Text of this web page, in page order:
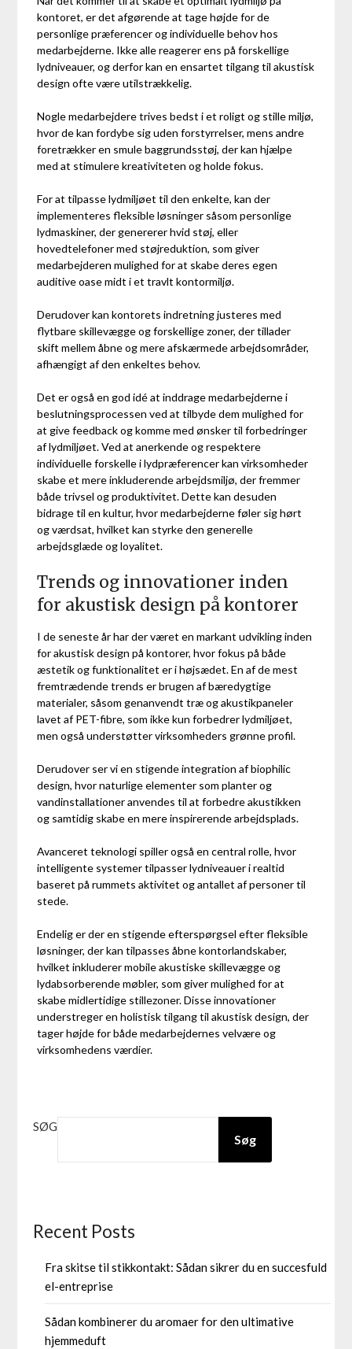
kontoret, er det afgørende at tage højde for de
personlige præferencer og individuelle behov hos
medarbejderne. Ikke alle reagerer ens på forskellige
lydniveauer, og derfor kan en ensartet tilgang til akustisk
design ofte være utilstrækkelig.
Nogle medarbejdere trives bedst i et roligt og stille miljø,
hvor de kan fordybe sig uden forstyrrelser, mens andre
foretrækker en smule baggrundsstøj, der kan hjælpe
med at stimulere kreativiteten og holde fokus.
For at tilpasse lydmiljøet til den enkelte, kan der
implementeres fleksible løsninger såsom personlige
lydmaskiner, der genererer hvid støj, eller
hovedtelefoner med støjreduktion, som giver
medarbejderen mulighed for at skabe deres egen
auditive oase midt i et travlt kontormiljø.
Derudover kan kontorets indretning justeres med
flytbare skillevægge og forskellige zoner, der tillader
skift mellem åbne og mere afskærmede arbejdsområder,
afhængigt af den enkeltes behov.
Det er også en god idé at inddrage medarbejderne i
beslutningsprocessen ved at tilbyde dem mulighed for
at give feedback og komme med ønsker til forbedringer
af lydmiljøet. Ved at anerkende og respektere
individuelle forskelle i lydpræferencer kan virksomheder
skabe et mere inkluderende arbejdsmiljø, der fremmer
både trivsel og produktivitet. Dette kan desuden
bidrage til en kultur, hvor medarbejderne føler sig hørt
og værdsat, hvilket kan styrke den generelle
arbejdsglæde og loyalitet.
Trends og innovationer inden
for akustisk design på kontorer
I de seneste år har der været en markant udvikling inden
for akustisk design på kontorer, hvor fokus på både
æstetik og funktionalitet er i højsædet. En af de mest
fremtrædende trends er brugen af bæredygtige
materialer, såsom genanvendt træ og akustikpaneler
lavet af PET-fibre, som ikke kun forbedrer lydmiljøet,
men også understøtter virksomheders grønne profil.
Derudover ser vi en stigende integration af biophilic
design, hvor naturlige elementer som planter og
vandinstallationer anvendes til at forbedre akustikken
og samtidig skabe en mere inspirerende arbejdsplads.
Avanceret teknologi spiller også en central rolle, hvor
intelligente systemer tilpasser lydniveauer i realtid
baseret på rummets aktivitet og antallet af personer til
stede.
Endelig er der en stigende efterspørgsel efter fleksible
løsninger, der kan tilpasses åbne kontorlandskaber,
hvilket inkluderer mobile akustiske skillevægge og
lydabsorberende møbler, som giver mulighed for at
skabe midlertidige stillezoner. Disse innovationer
understreger en holistisk tilgang til akustisk design, der
tager højde for både medarbejdernes velvære og
virksomhedens værdier.
SØG
Søg
Recent Posts
Fra skitse til stikkontakt: Sådan sikrer du en succesfuld
el-entreprise
Sådan kombinerer du aromaer for den ultimative
hjemmeduft